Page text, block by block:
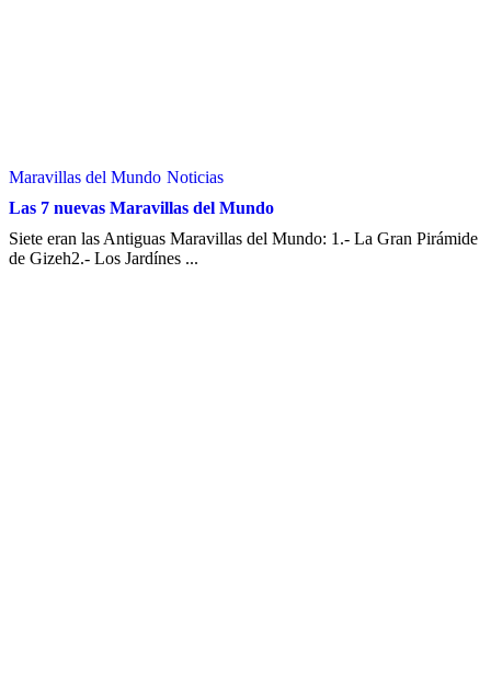
Maravillas del Mundo Noticias
Las 7 nuevas Maravillas del Mundo
Siete eran las Antiguas Maravillas del Mundo: 1.- La Gran Pirámide
de Gizeh2.- Los Jardínes ...